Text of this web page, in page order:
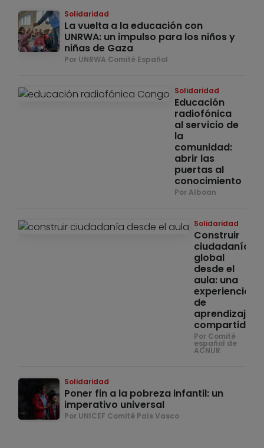
Solidaridad
La vuelta a la educación con
UNRWA: un impulso para los niños y
niñas de Gaza
Por UNRWA Comité Español
Solidaridad
Educación
radiofónica
al servicio de
la
comunidad:
abrir las
puertas al
conocimiento
Por Alboan
Solidaridad
Construir
ciudadanía
global
desde el
aula: una
experiencia
de
aprendizaje
compartido
Por Comité
español de
ACNUR
Solidaridad
Poner fin a la pobreza infantil: un
imperativo universal
Por UNICEF Comité País Vasco